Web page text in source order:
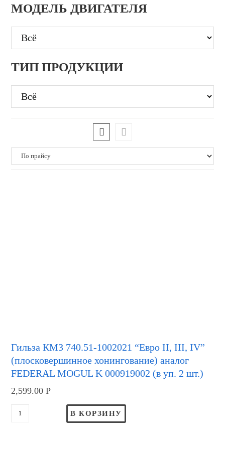
МОДЕЛЬ ДВИГАТЕЛЯ
ТИП ПРОДУКЦИИ
Гильза КМЗ 740.51-1002021 “Евро II, III, IV”
(плосковершинное хонингование) аналог
FEDERAL MOGUL K 000919002 (в уп. 2 шт.)
2,599.00Р
В КОРЗИНУ